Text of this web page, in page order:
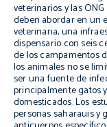
veterinarios y las
deben abordar en un
veterinaria, una
dispensario con seis
de los campamentos
los animales no se
ser una fuente de
principalmente gatos
domesticados. Los
personas saharauis y